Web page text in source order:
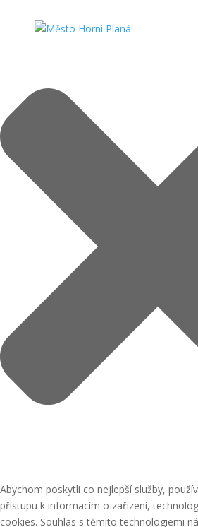
Abychom poskytli co nejlepší služby,
přístupu k informacím o zařízení,
cookies. Souhlas s těmito technologiemi